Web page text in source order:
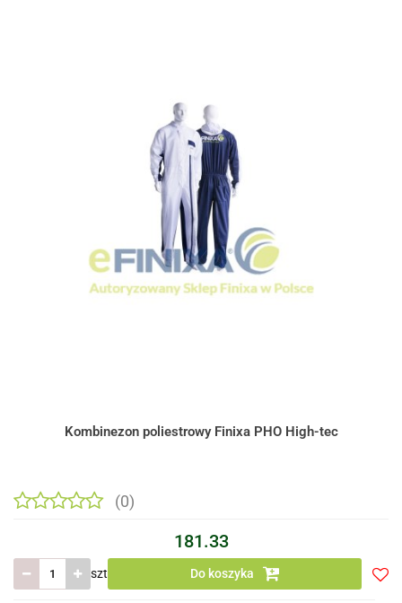
Kombinezon poliestrowy Finixa PHO High-tec
(0)
181.33
szt Do koszyka